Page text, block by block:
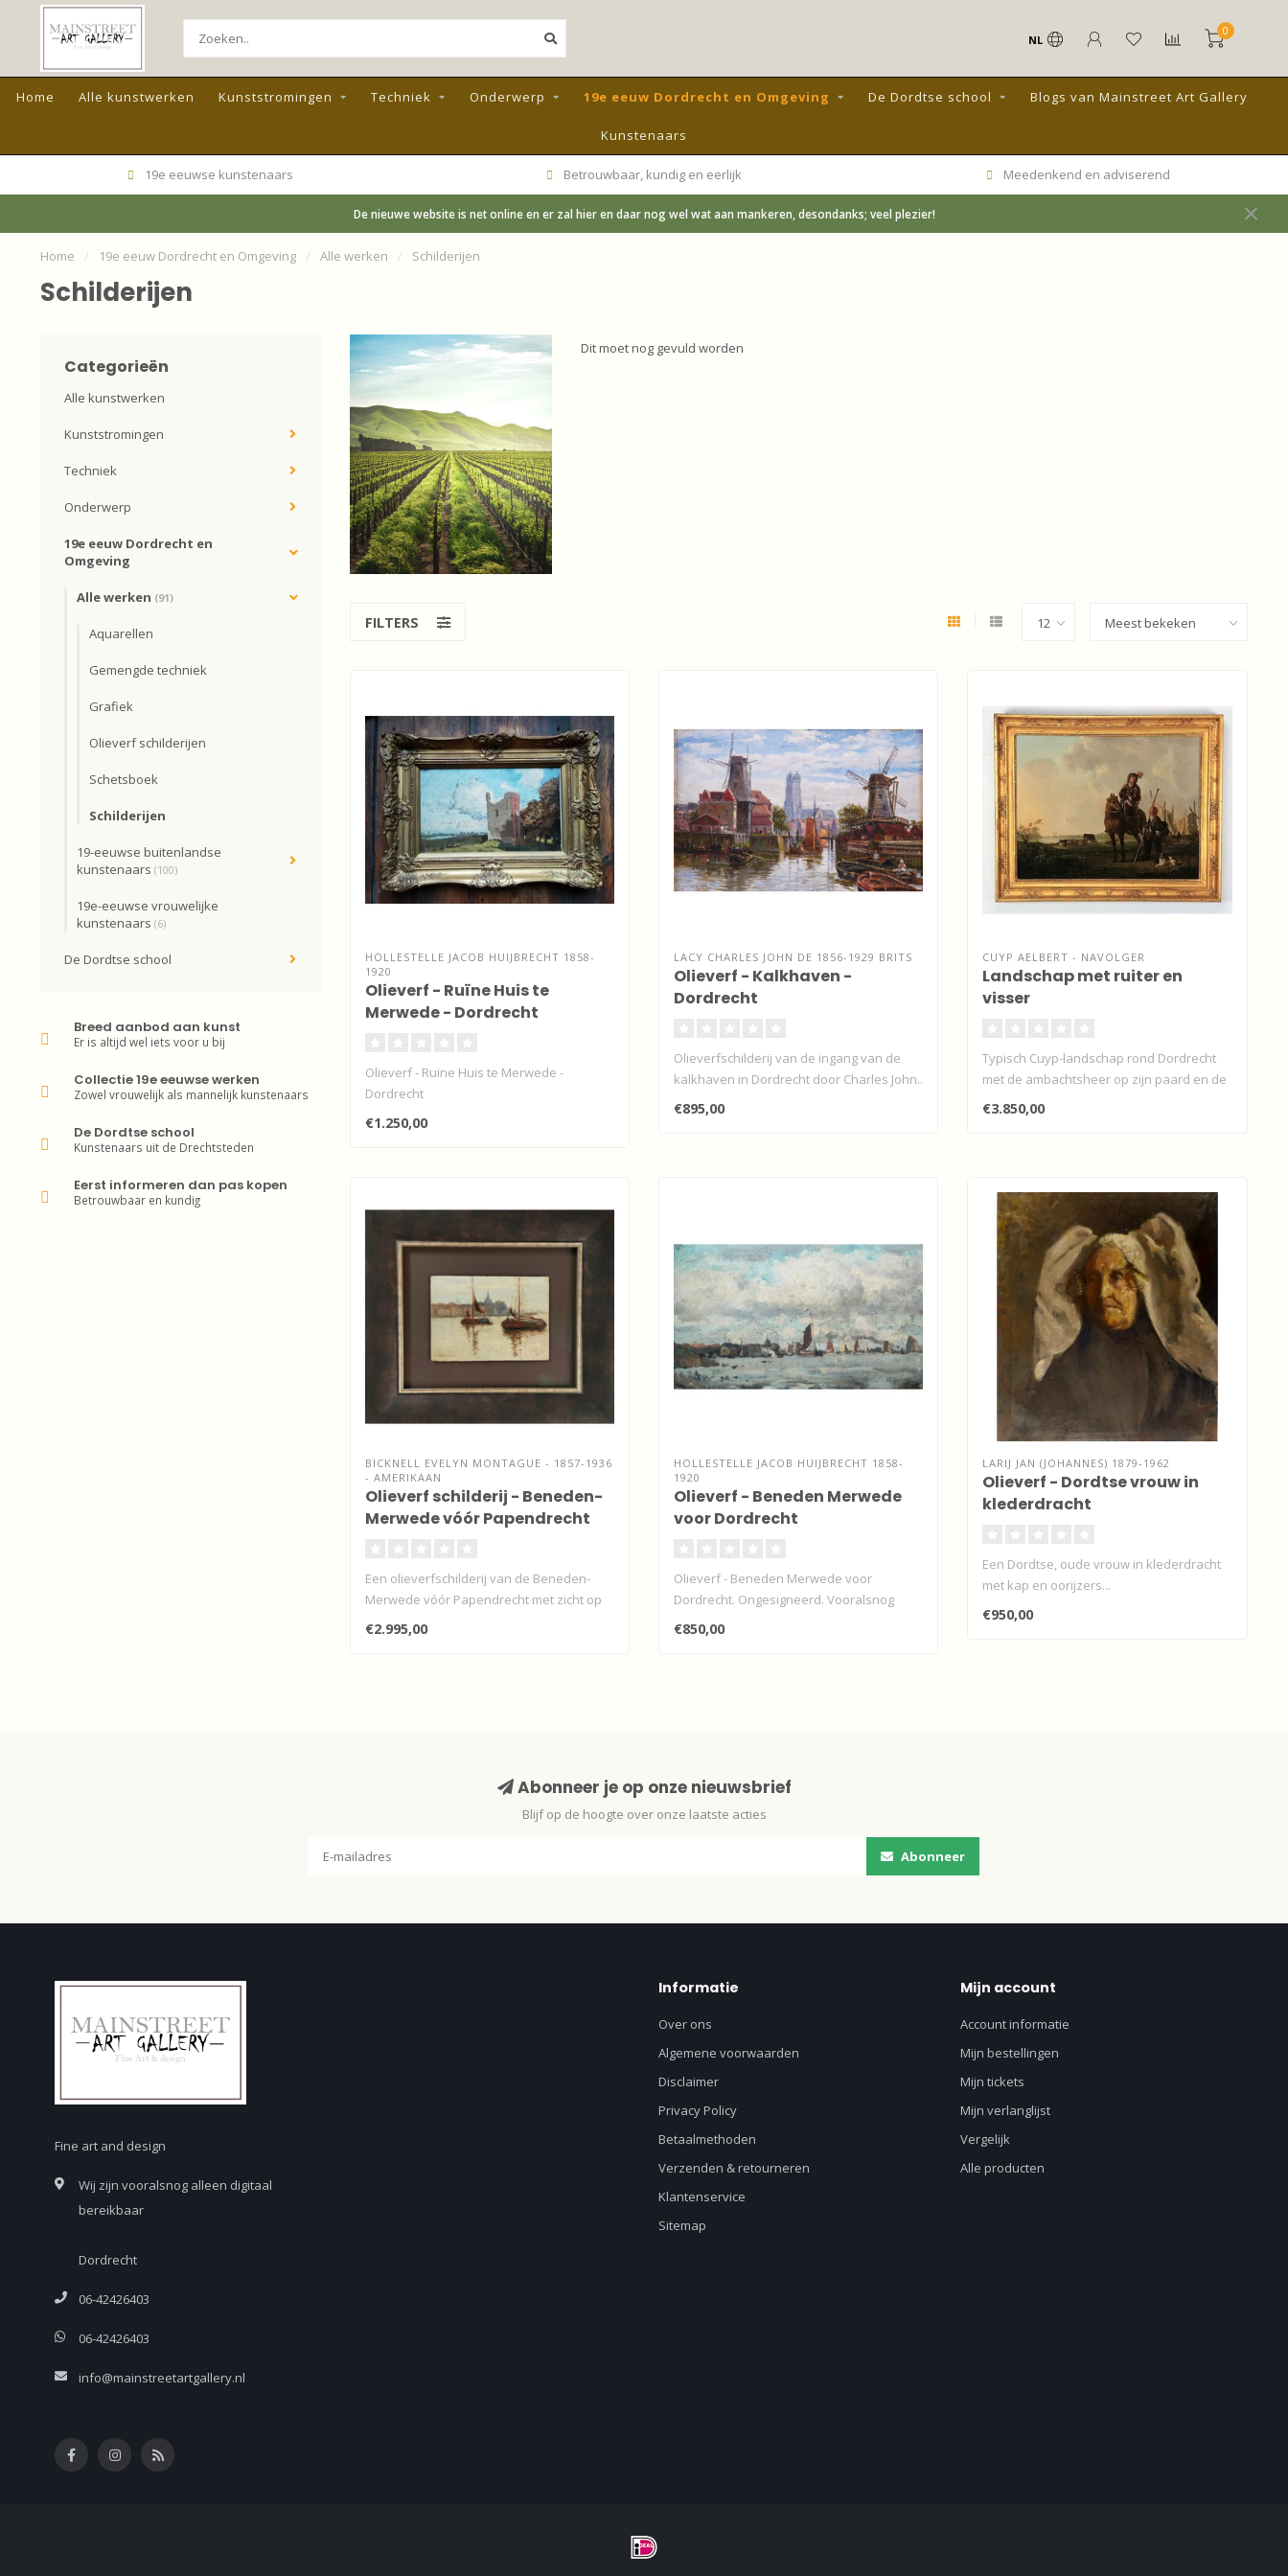
NL
0
Home Alle kunstwerken Kunststromingen Techniek Onderwerp 19e eeuw Dordrecht en Omgeving De Dordtse school Blogs van Mainstreet Art Gallery
Kunstenaars
19e eeuwse kunstenaars Betrouwbaar, kundig en eerlijk Meedenkend en adviserend
De nieuwe website is net online en er zal hier en daar nog wel wat aan mankeren, desondanks; veel plezier!
Home / 19e eeuw Dordrecht en Omgeving / Alle werken / Schilderijen
Schilderijen
Categorieën
Alle kunstwerken
Kunststromingen
Techniek
Onderwerp
19e eeuw Dordrecht en
Omgeving
Alle werken (91)
Aquarellen
Gemengde techniek
Grafiek
Olieverf schilderijen
Schetsboek
Schilderijen
19-eeuwse buitenlandse
kunstenaars (100)
19e-eeuwse vrouwelijke
kunstenaars (6)
De Dordtse school
Breed aanbod aan kunst
Er is altijd wel iets voor u bij
Collectie 19e eeuwse werken
Zowel vrouwelijk als mannelijk kunstenaars
De Dordtse school
Kunstenaars uit de Drechtsteden
Eerst informeren dan pas kopen
Betrouwbaar en kundig
Dit moet nog gevuld worden
FILTERS
HOLLESTELLE JACOB HUIJBRECHT 1858-
1920
Olieverf - Ruïne Huis te
Merwede - Dordrecht
Olieverf - Ruïne Huis te Merwede -
Dordrecht
€1.250,00
LACY CHARLES JOHN DE 1856-1929 BRITS
Olieverf - Kalkhaven -
Dordrecht
Olieverfschilderij van de ingang van de
kalkhaven in Dordrecht door Charles John..
€895,00
CUYP AELBERT - NAVOLGER
Landschap met ruiter en
visser
Typisch Cuyp-landschap rond Dordrecht
met de ambachtsheer op zijn paard en de
vi..
€3.850,00
BICKNELL EVELYN MONTAGUE - 1857-1936
- AMERIKAAN
Olieverf schilderij - Beneden-
Merwede vóór Papendrecht
Een olieverfschilderij van de Beneden-
Merwede vóór Papendrecht met zicht op
Do..
€2.995,00
HOLLESTELLE JACOB HUIJBRECHT 1858-
1920
Olieverf - Beneden Merwede
voor Dordrecht
Olieverf - Beneden Merwede voor
Dordrecht. Ongesigneerd. Vooralsnog
toegeschreve..
€850,00
LARIJ JAN (JOHANNES) 1879-1962
Olieverf - Dordtse vrouw in
klederdracht
Een Dordtse, oude vrouw in klederdracht
met kap en oorijzers...
€950,00
Abonneer je op onze nieuwsbrief
Blijf op de hoogte over onze laatste acties
Abonneer
Fine art and design
Wij zijn vooralsnog alleen digitaal
bereikbaar
Dordrecht
06-42426403
06-42426403
info@mainstreetartgallery.nl
Informatie
Over ons
Algemene voorwaarden
Disclaimer
Privacy Policy
Betaalmethoden
Verzenden & retourneren
Klantenservice
Sitemap
Mijn account
Account informatie
Mijn bestellingen
Mijn tickets
Mijn verlanglijst
Vergelijk
Alle producten